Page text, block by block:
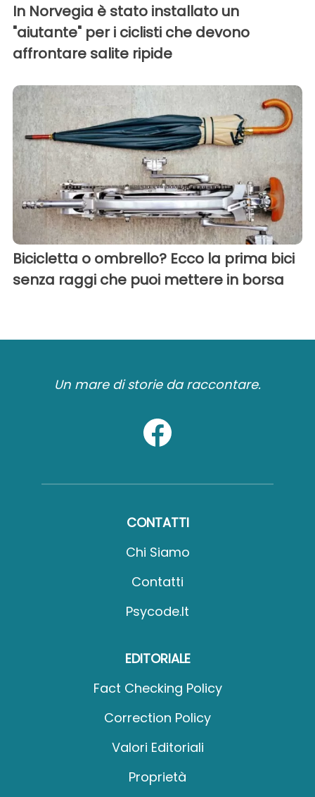
In Norvegia è stato installato un
"aiutante" per i ciclisti che devono
affrontare salite ripide
Bicicletta o ombrello? Ecco la prima bici
senza raggi che puoi mettere in borsa
Un mare di storie da raccontare.
CONTATTI
Chi Siamo
Contatti
Psycode.it
EDITORIALE
Fact Checking Policy
Correction Policy
Valori Editoriali
Proprietà